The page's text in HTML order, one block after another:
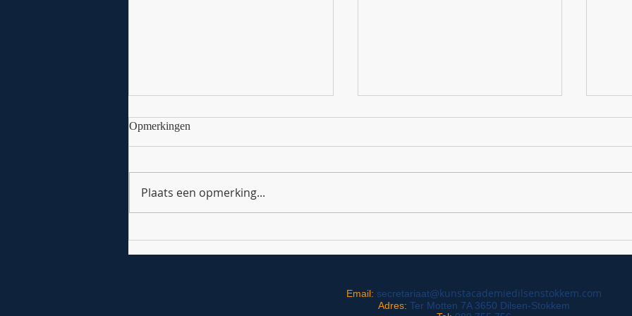
Opmerkingen
Plaats een opmerking...
Email: secretariaat@kunstacademiedilsenstokkem.com
Adres: Ter Motten 7A 3650 Dilsen-Stokkem​